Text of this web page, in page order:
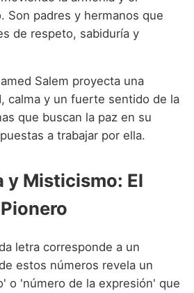
Son padres y hermanos que
de respeto, sabiduría y
Salem proyecta una
calma y un fuerte sentido de la
que buscan la paz en su
a trabajar por ella.
y Misticismo: El
letra corresponde a un
estos números revela un
o 'número de la expresión' que